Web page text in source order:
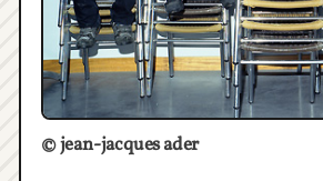
© jean-jacques ader